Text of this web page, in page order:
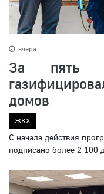
вчера
За пять
домов
ЖКХ
С начала действия
подписано более 2 100